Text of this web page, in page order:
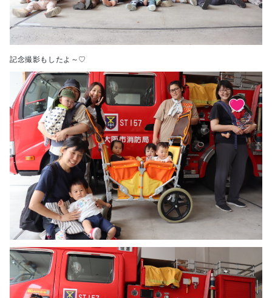
記念撮影もしたよ～♡